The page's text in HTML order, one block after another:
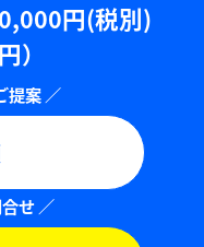
円(税別)
）